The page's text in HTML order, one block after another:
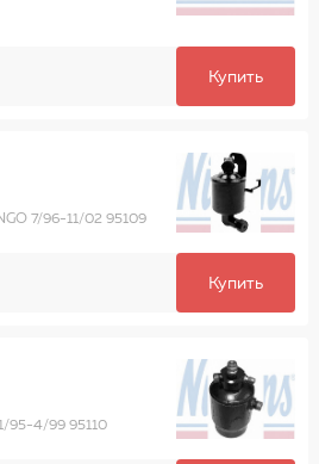
Купить
7/96-11/02 95109
Купить
95-4/99 95110